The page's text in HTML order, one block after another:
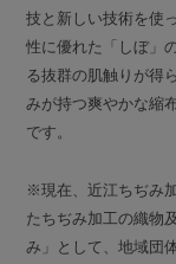
技と新しい技術を使
性に優れた「しぼ」
る抜群の肌触りが得
みが持つ爽やかな縮
です。
※現在、近江ちぢみ
たちぢみ加工の織物
み」として、地域団